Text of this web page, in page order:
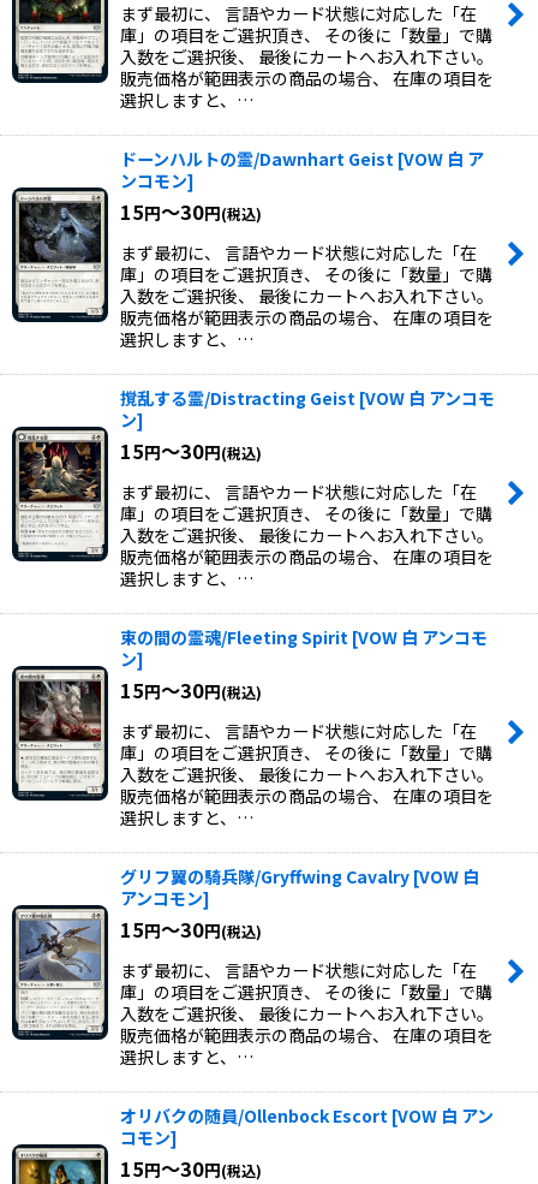
まず最初に、 言語やカード状態に対応した「在
庫」の項目をご選択頂き、 その後に「数量」で購
入数をご選択後、 最後にカートへお入れ下さい。
販売価格が範囲表示の商品の場合、 在庫の項目を
選択しますと、…
ドーンハルトの霊/Dawnhart Geist [VOW 白 ア
ンコモン]
15円～30円(税込)
まず最初に、 言語やカード状態に対応した「在
庫」の項目をご選択頂き、 その後に「数量」で購
入数をご選択後、 最後にカートへお入れ下さい。
販売価格が範囲表示の商品の場合、 在庫の項目を
選択しますと、…
撹乱する霊/Distracting Geist [VOW 白 アンコモ
ン]
15円～30円(税込)
まず最初に、 言語やカード状態に対応した「在
庫」の項目をご選択頂き、 その後に「数量」で購
入数をご選択後、 最後にカートへお入れ下さい。
販売価格が範囲表示の商品の場合、 在庫の項目を
選択しますと、…
束の間の霊魂/Fleeting Spirit [VOW 白 アンコモ
ン]
15円～30円(税込)
まず最初に、 言語やカード状態に対応した「在
庫」の項目をご選択頂き、 その後に「数量」で購
入数をご選択後、 最後にカートへお入れ下さい。
販売価格が範囲表示の商品の場合、 在庫の項目を
選択しますと、…
グリフ翼の騎兵隊/Gryffwing Cavalry [VOW 白
アンコモン]
15円～30円(税込)
まず最初に、 言語やカード状態に対応した「在
庫」の項目をご選択頂き、 その後に「数量」で購
入数をご選択後、 最後にカートへお入れ下さい。
販売価格が範囲表示の商品の場合、 在庫の項目を
選択しますと、…
オリバクの随員/Ollenbock Escort [VOW 白 アン
コモン]
15円～30円(税込)